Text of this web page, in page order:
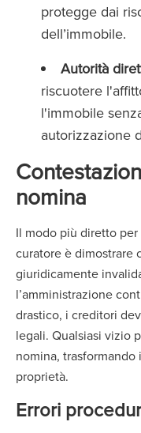
protegge dai
dell’immobile.
Autorità
riscuotere
l'immobile
autorizzazione
nomina
Il modo più diretto
curatore è dimostrare
giuridicamente
l’amministrazione
drastico, i creditori
legali. Qualsiasi vizio
nomina,
proprietà.
Errori